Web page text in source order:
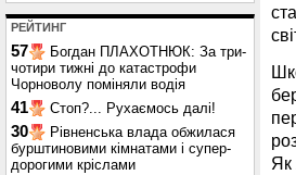
РЕЙТИНГ
57
Богдан ПЛАХОТНЮК: За три-
чотири тижні до катастрофи
Чорноволу поміняли водія
41 Стоп?... Рухаємось далі!
30
Рівненська влада обжилася
бурштиновими кімнатами і супер-
дорогими кріслами
Як